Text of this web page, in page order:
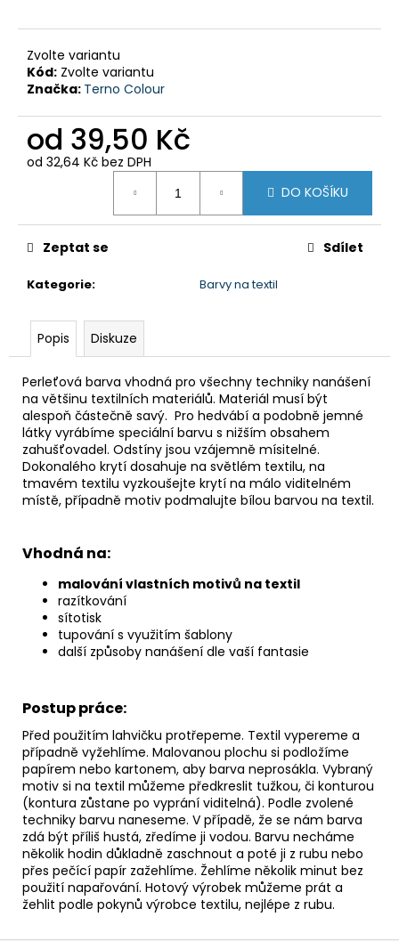
Zvolte variantu
Kód: Zvolte variantu
Značka: Terno Colour
od 39,50 Kč
od 32,64 Kč bez DPH
DO KOŠÍKU
Kategorie: Barvy na textil
Zeptat se Sdílet
Popis Diskuze
Perleťová barva vhodná pro všechny techniky nanášení
na většinu textilních materiálů. Materiál musí být
alespoň částečně savý. Pro hedvábí a podobně jemné
látky vyrábíme speciální barvu s nižším obsahem
zahušťovadel. Odstíny jsou vzájemně mísitelné.
Dokonalého krytí dosahuje na světlém textilu, na
tmavém textilu vyzkoušejte krytí na málo viditelném
místě, případně motiv podmalujte bílou barvou na textil.
Vhodná na:
malování vlastních motivů na textil
razítkování
sítotisk
tupování s využitím šablony
další způsoby nanášení dle vaší fantasie
Postup práce:
Před použitím lahvičku protřepeme. Textil vypereme a
případně vyžehlíme. Malovanou plochu si podložíme
papírem nebo kartonem, aby barva neprosákla. Vybraný
motiv si na textil můžeme předkreslit tužkou, či konturou
(kontura zůstane po vyprání viditelná). Podle zvolené
techniky barvu naneseme. V případě, že se nám barva
zdá být příliš hustá, zředíme ji vodou. Barvu necháme
několik hodin důkladně zaschnout a poté ji z rubu nebo
přes pečící papír zažehlíme. Žehlíme několik minut bez
použití napařování. Hotový výrobek můžeme prát a
žehlit podle pokynů výrobce textilu, nejlépe z rubu.